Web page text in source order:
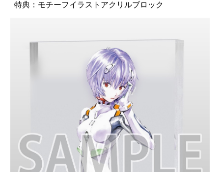
特典： モチーフイラストアクリルブロック